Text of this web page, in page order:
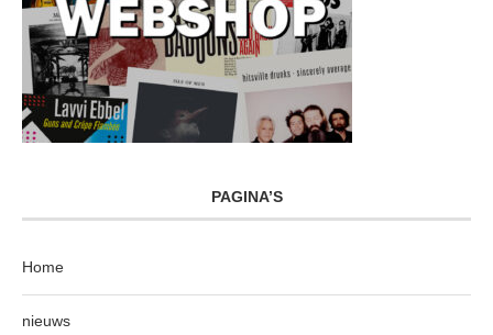
PAGINA’S
Home
nieuws